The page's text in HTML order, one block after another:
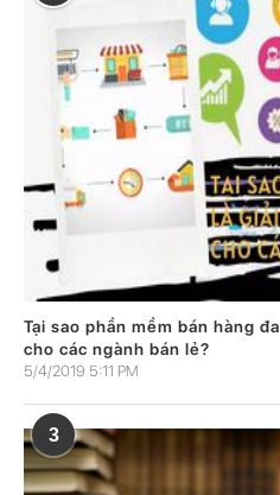
Tại sao phần mềm bán hàng
cho các ngành bán lẻ?
5/4/2019 5:11 PM
3